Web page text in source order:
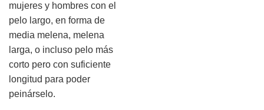
mujeres y hombres con el
pelo largo, en forma de
media melena, melena
larga, o incluso pelo más
corto pero con suficiente
longitud para poder
peinárselo.